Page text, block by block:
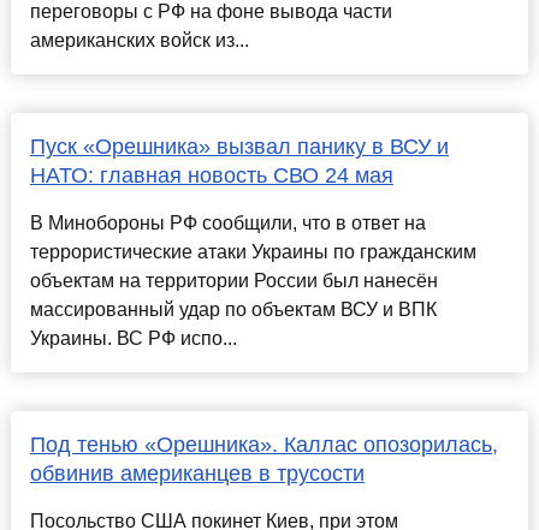
переговоры с РФ на фоне вывода части
американских войск из...
Пуск «Орешника» вызвал панику в ВСУ и
НАТО: главная новость СВО 24 мая
В Минобороны РФ сообщили, что в ответ на
террористические атаки Украины по гражданским
объектам на территории России был нанесён
массированный удар по объектам ВСУ и ВПК
Украины. ВС РФ испо...
Под тенью «Орешника». Каллас опозорилась,
обвинив американцев в трусости
Посольство США покинет Киев, при этом